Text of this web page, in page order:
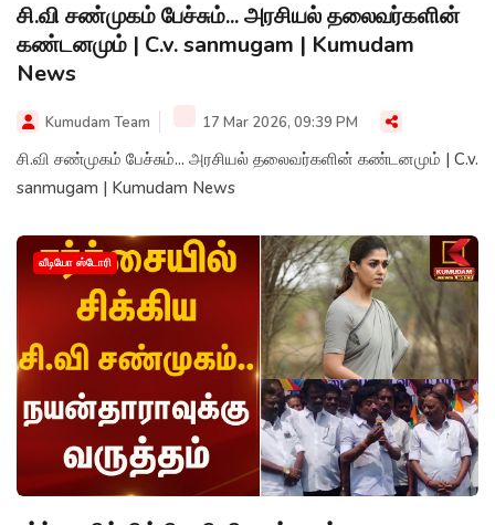
சி.வி சண்முகம் பேச்சும்... அரசியல் தலைவர்களின்
கண்டனமும் | C.v. sanmugam | Kumudam
News
Kumudam Team 17 Mar 2026, 09:39 PM
சி.வி சண்முகம் பேச்சும்... அரசியல் தலைவர்களின் கண்டனமும் | C.v.
sanmugam | Kumudam News
வீடியோ ஸ்டோரி